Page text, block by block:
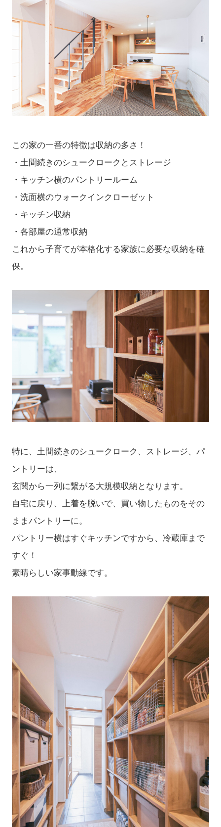
この家の一番の特徴は収納の多さ！
・土間続きのシュークロークとストレージ
・キッチン横のパントリールーム
・洗面横のウォークインクローゼット
・キッチン収納
・各部屋の通常収納
これから子育てが本格化する家族に必要な収納を確
保。
特に、土間続きのシュークローク、ストレージ、パ
ントリーは、
玄関から一列に繋がる大規模収納となります。
自宅に戻り、上着を脱いで、買い物したものをその
ままパントリーに。
パントリー横はすぐキッチンですから、冷蔵庫まで
すぐ！
素晴らしい家事動線です。